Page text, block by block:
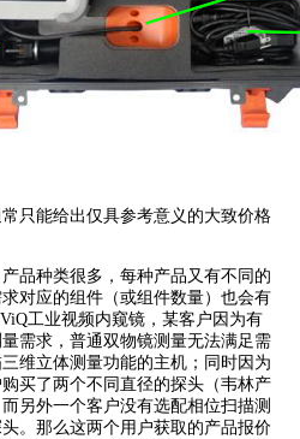
只能给出仅具参考意义的大致价格
品种类很多，每种产品又有不同的
对应的组件（或组件数量）也会有
工业视频内窥镜，某客户因为有
需求，普通双物镜测量无法满足需
维立体测量功能的主机；同时因为
买了两个不同直径的探头（韦林产
另外一个客户没有选配相位扫描测
。那么这两个用户获取的产品报价